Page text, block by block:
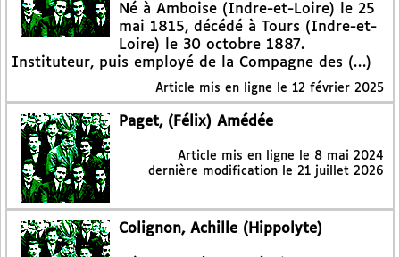
Né à Amboise (Indre-et-Loire) le 25
mai 1815, décédé à Tours (Indre-et-
Loire) le 30 octobre 1887.
Instituteur, puis employé de la Compagne des (…)
Article mis en ligne le 12 février 2025
Paget, (Félix) Amédée
Article mis en ligne le 8 mai 2024
dernière modification le 21 juillet 2026
Colignon, Achille (Hippolyte)